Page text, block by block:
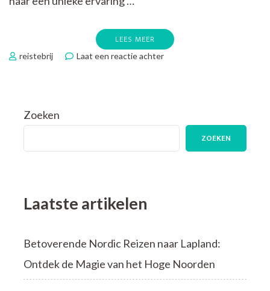
LEES MEER
reistebrij Laat een reactie achterop
Zoeken
ZOEKEN
Laatste artikelen
Betoverende Nordic Reizen naar Lapland:
Ontdek de Magie van het Hoge Noorden